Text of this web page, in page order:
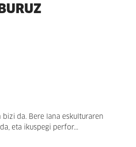
da. Bere lana eskulturaren
eta ikuspegi perfor...